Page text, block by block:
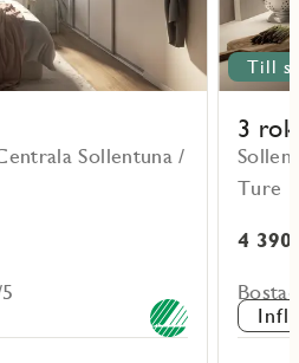
Sollentuna /
Till
3
Ture
4